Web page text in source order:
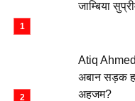
जाम्बिया
Atiq
अबान सड़क
अहजम?